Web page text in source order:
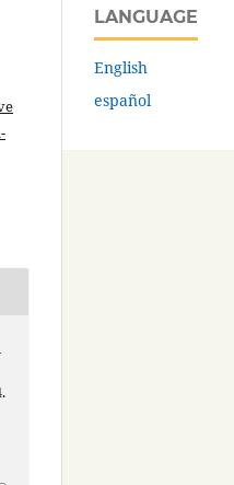
LANGUAGE
English
español